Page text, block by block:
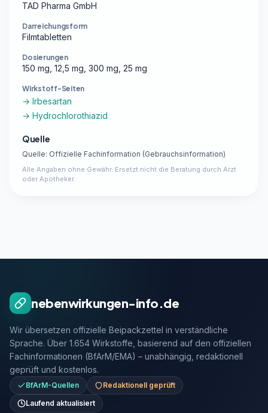
TAD Pharma GmbH
Darreichungsform
Filmtabletten
Dosierungen
150 mg, 12,5 mg, 300 mg, 25 mg
Wirkstoff-Seiten
→ Irbesartan
→ Hydrochlorothiazid
Quelle
Quelle: Offizielle Fachinformation (Gebrauchsinformation)
Alle Angaben ohne Gewähr. Ersetzt nicht die Beratung durch Arzt
oder Apotheker.
nebenwirkungen-info.de
Wir übersetzen offizielle Beipackzettel in verständliche
Sprache. Über 1.654 Wirkstoffe, basierend auf den offiziellen
Fachinformationen (BfArM/EMA) – unabhängig, redaktionell
geprüft und kostenlos.
BfArM-Quellen
Redaktionell geprüft
Laufend aktualisiert